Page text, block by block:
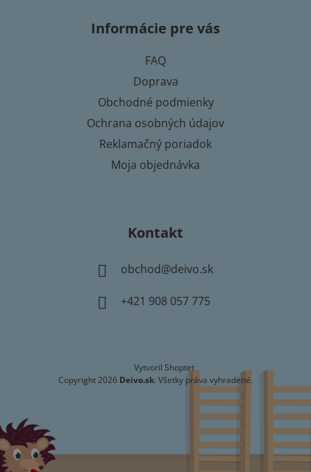
Informácie pre vás
FAQ
Doprava
Obchodné podmienky
Ochrana osobných údajov
Reklamačný poriadok
Moja objednávka
Kontakt
obchod@deivo.sk
+421 908 057 775
Vytvoril Shoptet
Copyright 2026 Deivo.sk. Všetky práva vyhradené.